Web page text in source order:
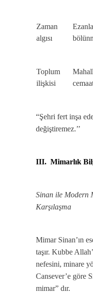
Zaman
algısı
Ezanla
Toplum
ilişkisi
“Şehri fert inşa
değiştiremez.’’
III. Mimarlık
Sinan ile Modern
Karşılaşma
Mimar Sinan’ın
taşır. Kubbe
nefesini, minare
Cansever’e göre
mimar” dır.